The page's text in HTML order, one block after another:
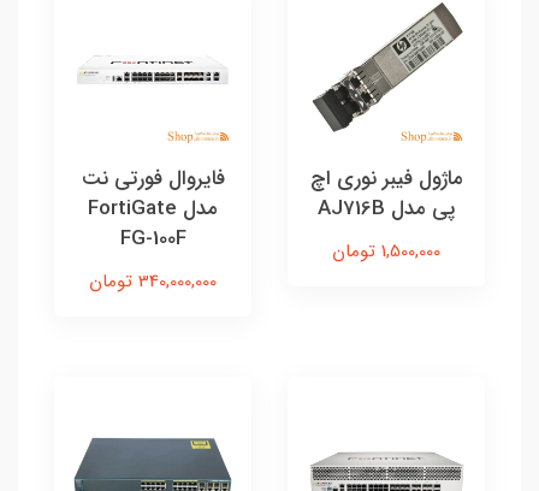
ماژول فیبر نوری اچ‌
پی مدل AJ716B
1,500,000 تومان
فایروال فورتی نت
مدل FortiGate
FG-100F
340,000,000 تومان